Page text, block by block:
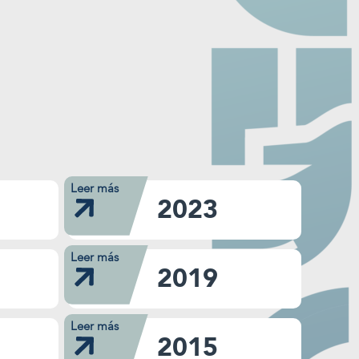
Saber más
2023
Leer más
2019
Leer más
2015
Leer más